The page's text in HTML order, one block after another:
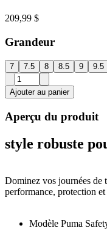
209,99 $
Grandeur
7 7.5 8 8.5 9 9.5
Ajouter au panier
Aperçu du produit
style robuste
Dominez vos journées de
performance, protection
Modèle Puma